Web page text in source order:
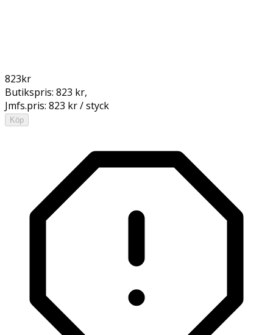
823kr
Butikspris: 823 kr,
Jmfs.pris: 823 kr / styck
Köp